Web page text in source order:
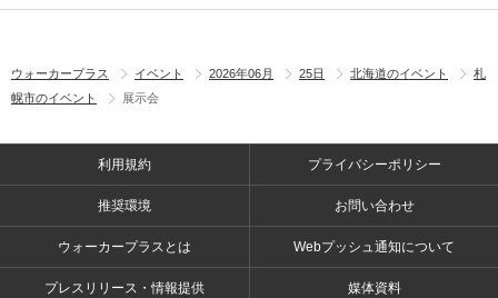
ウォーカープラス イベント 2026年06月 25日 北海道のイベント
札
幌市のイベント
展示会
利用規約 プライバシーポリシー
推奨環境 お問い合わせ
ウォーカープラスとは Webプッシュ通知について
プレスリリース・情報提供 媒体資料